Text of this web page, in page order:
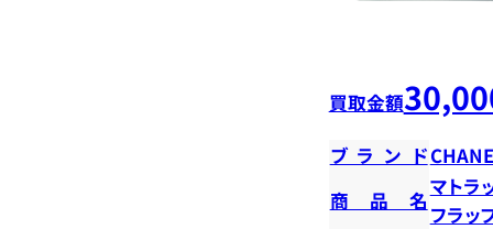
買取金額
ブランド
商品名
マトラ
フラッ